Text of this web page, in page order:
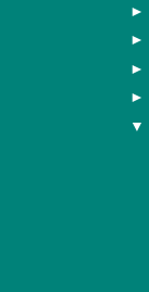
►
►
►
►
▼